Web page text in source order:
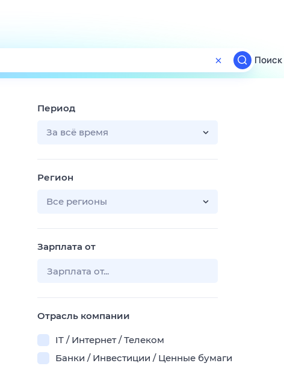
Поиск
ТВ-программа
Поиск
Период
За всё время
Регион
Все регионы
Зарплата от
Отрасль компании
IT / Интернет / Телеком
Банки / Инвестиции / Ценные бумаги